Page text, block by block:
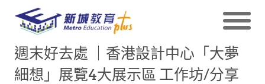
週末好去處 ｜香港設計中心「大夢
細想」展覽4大展示區 工作坊/分享